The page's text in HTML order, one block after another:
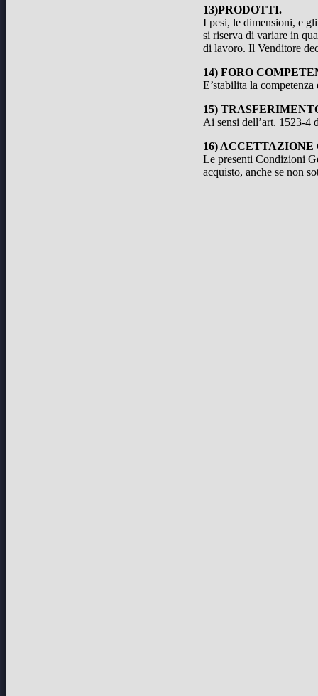
13)PRODOTTI.
I pesi, le dimensioni, e
si riserva di variare in
di lavoro. Il Venditore
14) FORO
E’stabilita la
15)
Ai sensi dell’art. 1523-4
16)
Le presenti Condizioni
acquisto, anche se non